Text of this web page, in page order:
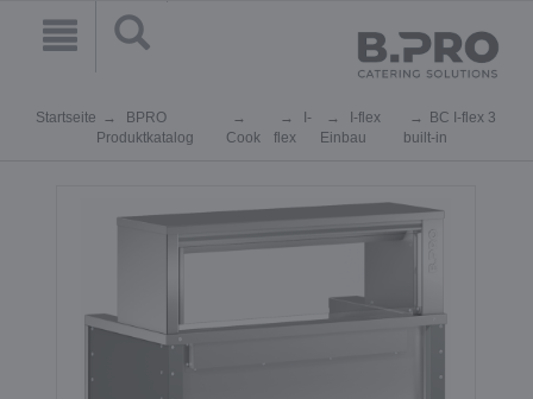
Startseite
BPRO
Produktkatalog
Cook
I-
flex
I-flex
Einbau
BC I-flex 3
built-in